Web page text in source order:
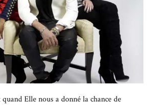
Elle nous a donné la chance de